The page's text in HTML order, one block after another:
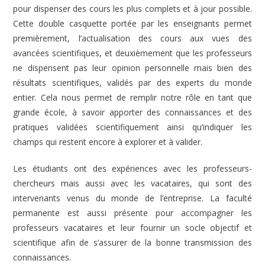
pour dispenser des cours les plus complets et à jour possible.
Cette double casquette portée par les enseignants permet
premièrement, l’actualisation des cours aux vues des
avancées scientifiques, et deuxièmement que les professeurs
ne dispensent pas leur opinion personnelle mais bien des
résultats scientifiques, validés par des experts du monde
entier. Cela nous permet de remplir notre rôle en tant que
grande école, à savoir apporter des connaissances et des
pratiques validées scientifiquement ainsi qu’indiquer les
champs qui restent encore à explorer et à valider.
Les étudiants ont des expériences avec les professeurs-
chercheurs mais aussi avec les vacataires, qui sont des
intervenants venus du monde de l’entreprise. La faculté
permanente est aussi présente pour accompagner les
professeurs vacataires et leur fournir un socle objectif et
scientifique afin de s’assurer de la bonne transmission des
connaissances.